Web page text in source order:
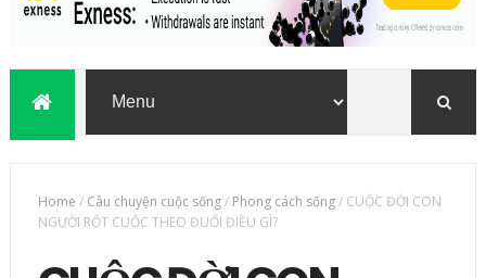
Home / Câu chuyện cuộc sống/ Phong cách sống/ CUỘC ĐỜI CON
NGƯỜI RỐT CUỘC THEO ĐUỔI ĐIỀU GÌ?